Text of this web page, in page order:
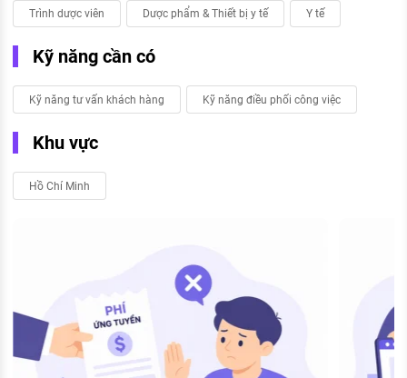
Trình dược viên Dược phẩm & Thiết bị y tế Y tế
Kỹ năng cần có
Kỹ năng tư vấn khách hàng Kỹ năng điều phối công việc
Khu vực
Hồ Chí Minh